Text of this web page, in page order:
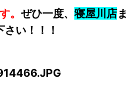
。 ぜひ一度、寝屋川店ま
い！！！